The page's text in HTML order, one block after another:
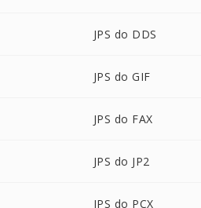
JPS do DDS
JPS do GIF
JPS do FAX
JPS do JP2
JPS do PCX